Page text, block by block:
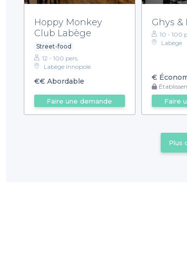
Hoppy Monkey
Club Labège
Street-food
12 - 100 pers.
Labège Innopole
€€ Abordable
Faire une demande
Ghys &
10 - 100
Labège
€
Faire
Plus